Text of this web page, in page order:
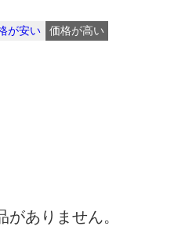
が安い
価格が高い
がありません。